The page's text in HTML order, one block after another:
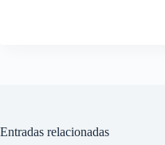
Entradas relacionadas